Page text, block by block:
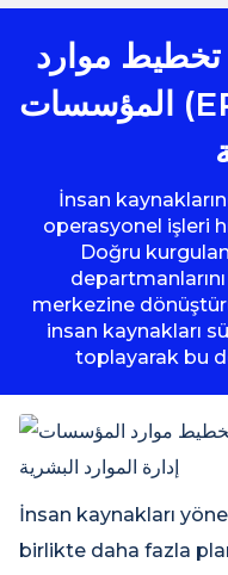
تخطيط موارد
المؤسسات (ERP) في إدارة الموارد
İnsan
operasyonel işleri
Doğru
merkezine
insan kaynakları
toplayarak bu
İnsan kaynakları
birlikte daha fazla